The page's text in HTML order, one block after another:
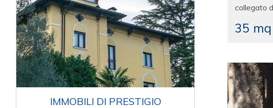
collegato
35
IMMOBILI DI PRESTIGIO